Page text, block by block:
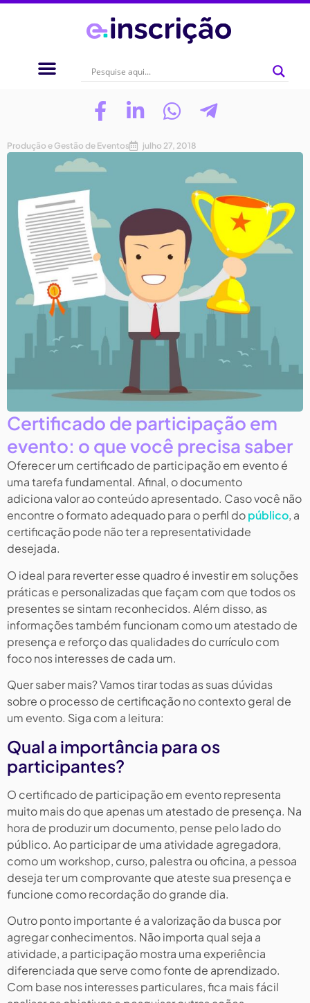
Produção e Gestão de Eventos julho 27, 2018
Certificado de participação em
evento: o que você precisa saber
Oferecer um certificado de participação em evento é
uma tarefa fundamental. Afinal, o documento
adiciona valor ao conteúdo apresentado. Caso você não
encontre o formato adequado para o perfil dopúblico, a
certificação pode não ter a representatividade
desejada.
O ideal para reverter esse quadro é investir em soluções
práticas e personalizadas que façam com que todos os
presentes se sintam reconhecidos. Além disso, as
informações também funcionam como um atestado de
presença e reforço das qualidades do currículo com
foco nos interesses de cada um.
Quer saber mais? Vamos tirar todas as suas dúvidas
sobre o processo de certificação no contexto geral de
um evento. Siga com a leitura:
Qual a importância para os
participantes?
O certificado de participação em evento representa
muito mais do que apenas um atestado de presença. Na
hora de produzir um documento, pense pelo lado do
público. Ao participar de uma atividade agregadora,
como um workshop, curso, palestra ou oficina, a pessoa
deseja ter um comprovante que ateste sua presença e
funcione como recordação do grande dia.
Outro ponto importante é a valorização da busca por
agregar conhecimentos. Não importa qual seja a
atividade, a participação mostra uma experiência
diferenciada que serve como fonte de aprendizado.
Com base nos interesses particulares, fica mais fácil